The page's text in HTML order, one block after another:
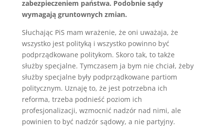
zabezpieczeniem państwa. Podobnie sądy
wymagają gruntownych zmian.
Słuchając PiS mam wrażenie, że oni uważaja, że
wszystko jest polityką i wszystko powinno być
podprządkowane politykom. Skoro tak, to także
służby specjalne. Tymczasem ja bym nie chciał, żeby
służby specjalne były podprządkowane partiom
politycznym. Uznaję to, że jest potrzebna ich
reforma, trzeba podnieść poziom ich
profesjonalizacji, wzmocnić nadzór nad nimi, ale
powinien to być nadzór sądowy, a nie partyjny.